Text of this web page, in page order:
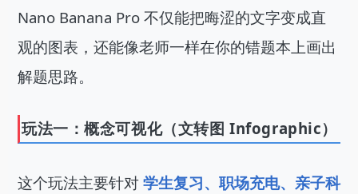
Nano Banana Pro 不仅能把晦涩的文字变成直
观的图表，还能像老师一样在你的错题本上画出
解题思路。
玩法一：概念可视化（文转图 Infographic）
这个玩法主要针对 学生复习、职场充电、亲子科